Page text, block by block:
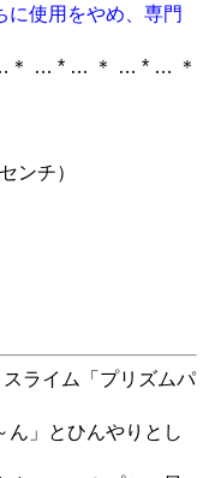
に使用をやめ、専門
… * … ＊ … * … ＊
ンチ）
ライム「プリズムパ
ん」とひんやりとし